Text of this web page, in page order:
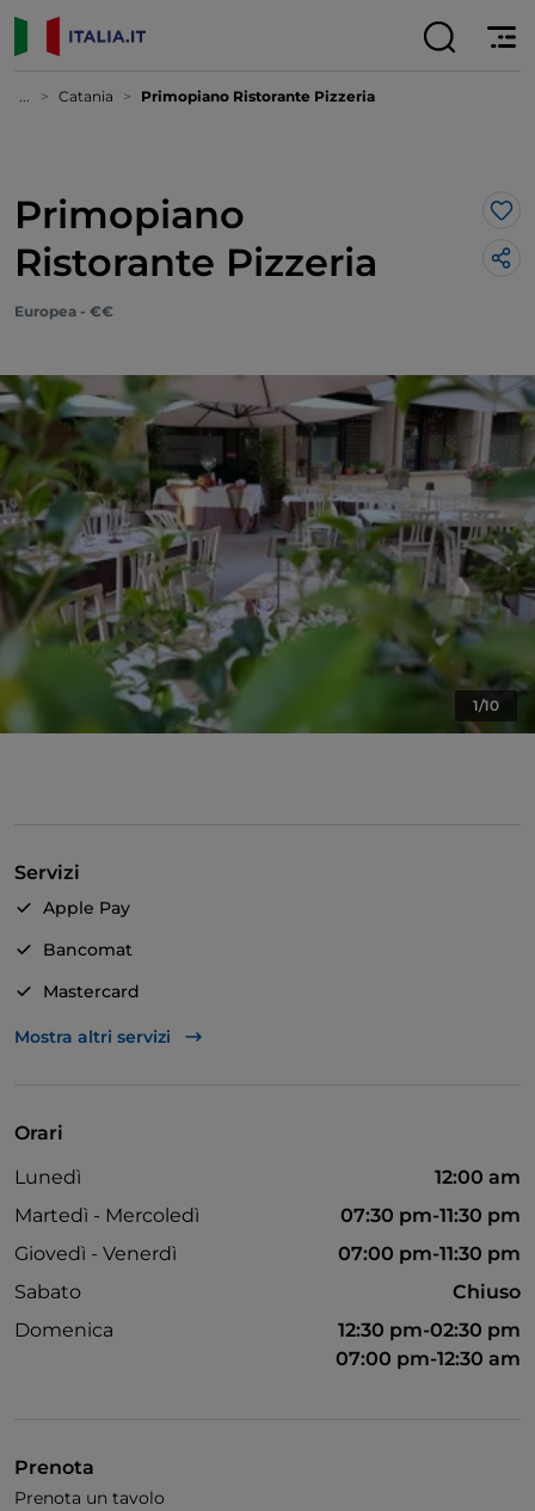
... Catania Primopiano Ristorante Pizzeria
Primopiano
Ristorante Pizzeria
Europea - €€
1/10
Servizi
Apple Pay
Bancomat
Mastercard
TheFork PAY
Bagno per disabili
Cocktail
Si parla inglese
Mostra altri servizi
Orari
Lunedì
12:00 am
Martedì - Mercoledì
07:30 pm-11:30 pm
Giovedì - Venerdì
07:00 pm-11:30 pm
Sabato
Chiuso
Domenica
12:30 pm-02:30 pm
07:00 pm-12:30 am
Prenota
Prenota un tavolo